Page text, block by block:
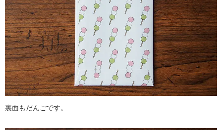
裏面もだんごです。